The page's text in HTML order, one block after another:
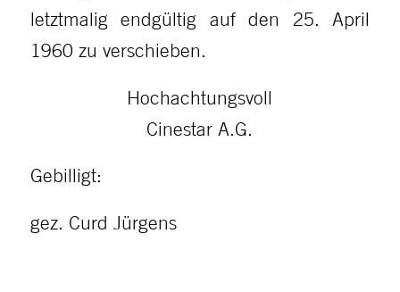
letztmalig endgültig auf den 25. April
1960 zu verschieben.
Hochachtungsvoll
Cinestar A.G.
Gebilligt:
gez. Curd Jürgens